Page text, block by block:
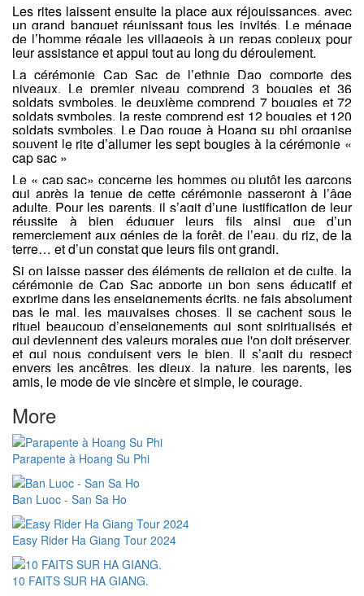
Les rites laissent ensuite la place aux réjouissances, avec
un grand banquet réunissant tous les invités. Le ménage
de l’homme régale les villageois à un repas copieux pour
leur assistance et appui tout au long du déroulement.
La cérémonie Cap Sac de l’ethnie Dao comporte des
niveaux. Le premier niveau comprend 3 bougies et 36
soldats symboles, le deuxième comprend 7 bougies et 72
soldats symboles, la reste comprend est 12 bougies et 120
soldats symboles. Le Dao rouge à Hoang su phi organise
souvent le rite d’allumer les sept bougies à la cérémonie «
cap sac »
Le « cap sac» concerne les hommes ou plutôt les garçons
qui après la tenue de cette cérémonie passeront à l’âge
adulte. Pour les parents, il s’agit d’une justification de leur
réussite à bien éduquer leurs fils ainsi que d’un
remerciement aux génies de la forêt, de l’eau, du riz, de la
terre… et d’un constat que leurs fils ont grandi.
Si on laisse passer des éléments de religion et de culte, la
cérémonie de Cap Sac apporte un bon sens éducatif et
exprime dans les enseignements écrits, ne fais absolument
pas le mal, les mauvaises choses. Il se cachent sous le
rituel beaucoup d’enseignements qui sont spiritualisés et
qui deviennent des valeurs morales que l'on doit préserver,
et qui nous conduisent vers le bien. Il s’agit du respect
envers les ancêtres, les dieux, la nature, les parents, les
amis, le mode de vie sincère et simple, le courage.
More
Parapente à Hoang Su Phi
Ban Luoc - San Sa Ho
Easy Rider Ha Giang Tour 2024
10 FAITS SUR HA GIANG.